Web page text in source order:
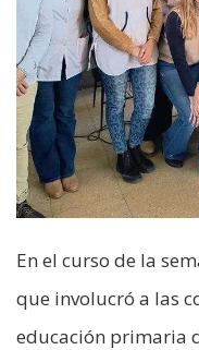
En el curso de la
que involucró a las
educación primaria